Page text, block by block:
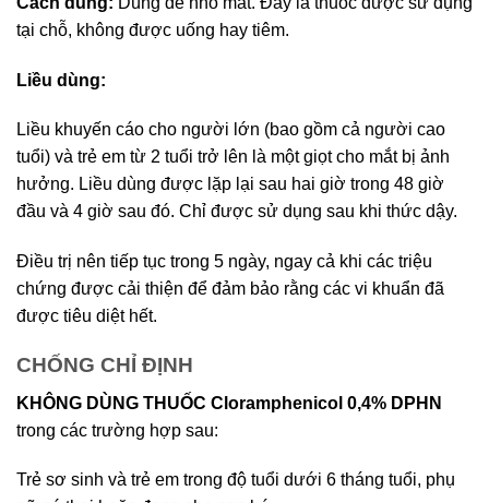
tại chỗ, không được uống hay tiêm.
Liều dùng:
Liều khuyến cáo cho người lớn (bao gồm cả người cao
tuổi) và trẻ em từ 2 tuổi trở lên là một giọt cho mắt bị ảnh
hưởng. Liều dùng được lặp lại sau hai giờ trong 48 giờ
đầu và 4 giờ sau đó. Chỉ được sử dụng sau khi thức dậy.
Điều trị nên tiếp tục trong 5 ngày, ngay cả khi các triệu
chứng được cải thiện để đảm bảo rằng các vi khuẩn đã
được tiêu diệt hết.
CHỐNG CHỈ ĐỊNH
KHÔNG DÙNG THUỐC Cloramphenicol 0,4% DPHN
trong các trường hợp sau:
Trẻ sơ sinh và trẻ em trong độ tuổi dưới 6 tháng tuổi, phụ